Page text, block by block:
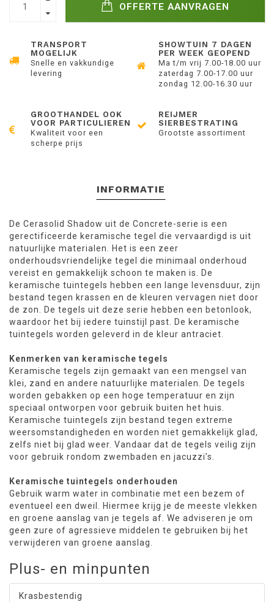
OFFERTE AANVRAGEN
TRANSPORT
MOGELIJK
Snelle en vakkundige
levering
SHOWTUIN 7 DAGEN
PER WEEK GEOPEND
Ma t/m vrij 7.00-18.00 uur
zaterdag 7.00-17.00 uur
zondag 12.00-16.30 uur
GROOTHANDEL OOK
VOOR PARTICULIEREN
Kwaliteit voor een
scherpe prijs
REIJMER
SIERBESTRATING
Grootste assortiment
INFORMATIE
De Cerasolid Shadow uit de Concrete-serie is een
gerectificeerde keramische tegel die vervaardigd is uit
natuurlijke materialen. Het is een zeer
onderhoudsvriendelijke tegel die minimaal onderhoud
vereist en gemakkelijk schoon te maken is. De
keramische tuintegels hebben een lange levensduur, zijn
bestand tegen krassen en de kleuren vervagen niet door
de zon. De tegels uit deze serie hebben een betonlook,
waardoor het bij iedere tuinstijl past. De keramische
tuintegels worden geleverd in de kleur antraciet.
Kenmerken van keramische tegels
Keramische tegels zijn gemaakt van een mengsel van
klei, zand en andere natuurlijke materialen. De tegels
worden gebakken op een hoge temperatuur en zijn
speciaal ontworpen voor gebruik buiten het huis.
Keramische tuintegels zijn bestand tegen extreme
weersomstandigheden en worden niet gemakkelijk glad,
zelfs niet bij glad weer. Vandaar dat de tegels veilig zijn
voor gebruik rondom zwembaden en jacuzzi’s.
Keramische tuintegels onderhouden
Gebruik warm water in combinatie met een bezem of
eventueel een dweil. Hiermee krijg je de meeste vlekken
en groene aanslag van je tegels af. We adviseren je om
geen zure of agressieve middelen te gebruiken bij het
verwijderen van groene aanslag.
Plus- en minpunten
Krasbestendig